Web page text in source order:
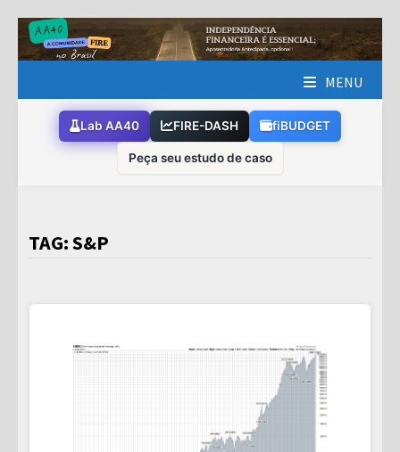
Skip
to
MENU
Lab AA40 FIRE-DASH fiBUDGET
Peça seu estudo de caso
TAG:S&P